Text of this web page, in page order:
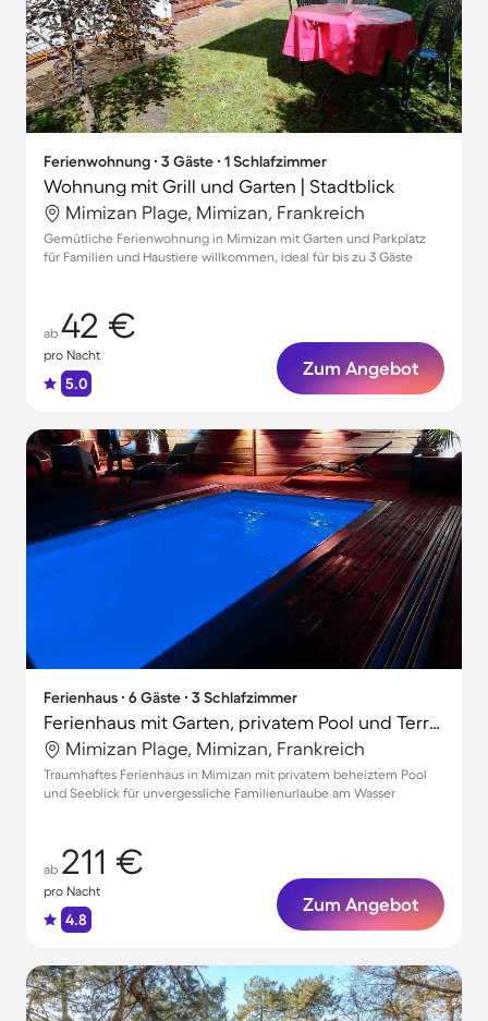
Ferienwohnung ∙ 3 Gäste ∙ 1 Schlafzimmer
Wohnung mit Grill und Garten | Stadtblick
Mimizan Plage, Mimizan, Frankreich
Gemütliche Ferienwohnung in Mimizan mit Garten und Parkplatz
für Familien und Haustiere willkommen, ideal für bis zu 3 Gäste
ab 42 €
pro Nacht
5.0
Zum Angebot
Ferienhaus ∙ 6 Gäste ∙ 3 Schlafzimmer
Ferienhaus mit Garten, privatem Pool und Terrasse | Stadtblick
Mimizan Plage, Mimizan, Frankreich
Traumhaftes Ferienhaus in Mimizan mit privatem beheiztem Pool
und Seeblick für unvergessliche Familienurlaube am Wasser
ab 211 €
pro Nacht
4.8
Zum Angebot